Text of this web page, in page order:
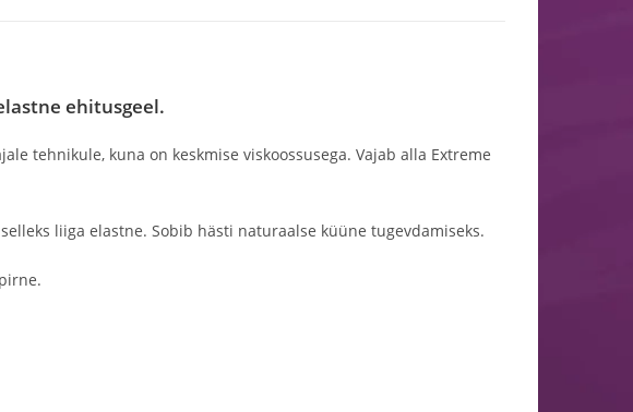
ehitusgeel.
tehnikule, kuna on keskmise viskoossusega. Vajab alla Extreme
liiga elastne. Sobib hästi naturaalse küüne tugevdamiseks.